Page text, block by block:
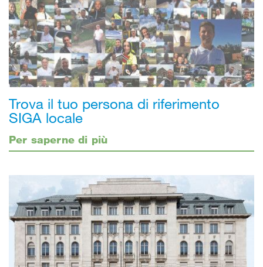
Trova il tuo persona di riferimento
SIGA locale
Per saperne di più